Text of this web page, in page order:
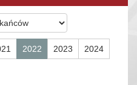
2022 2023 2024